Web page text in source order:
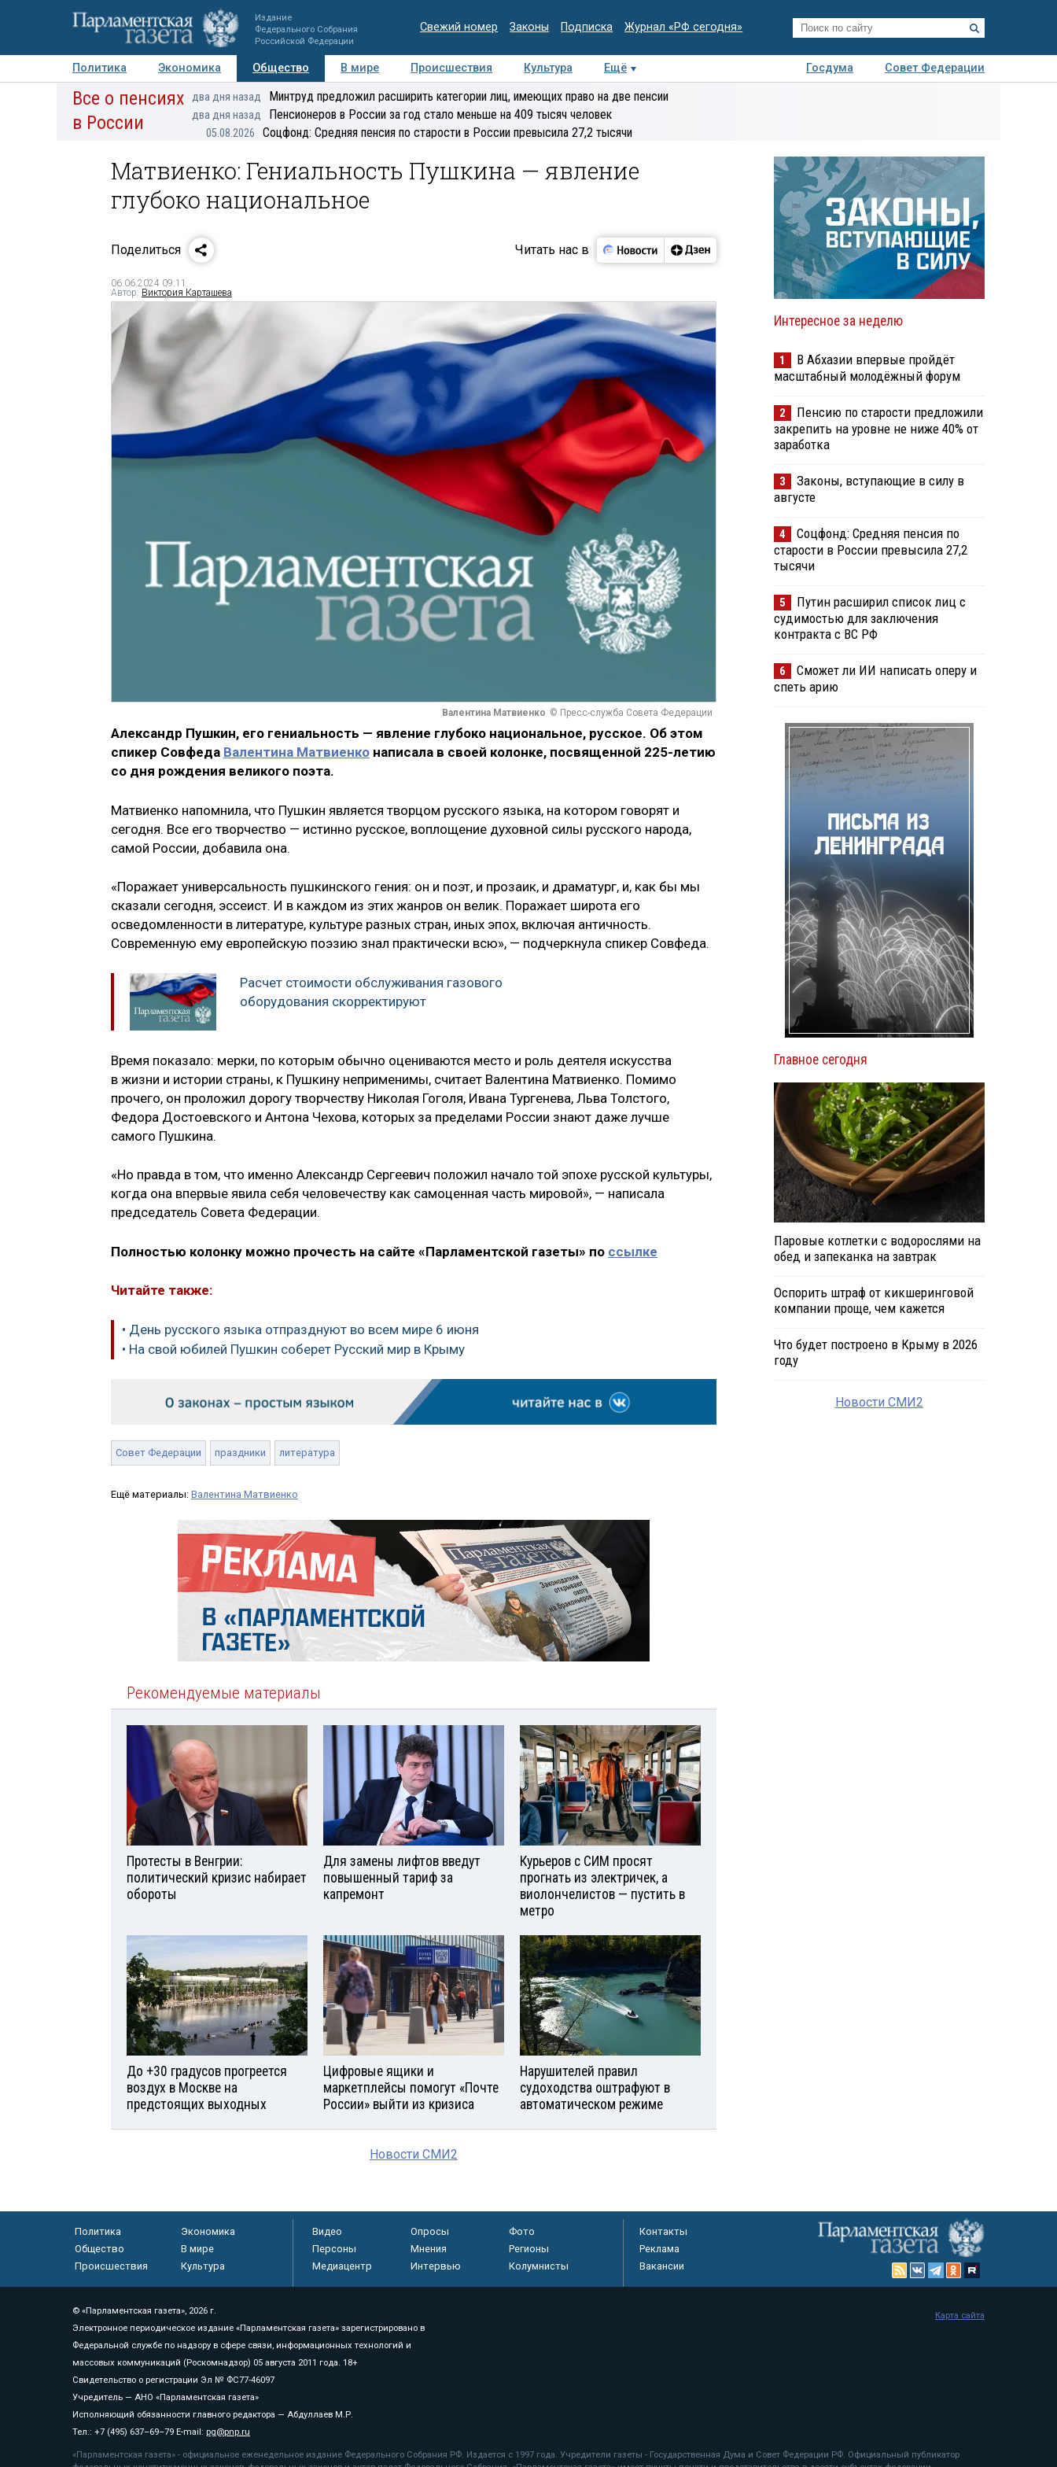
Издание
Федерального Собрания
Российской Федерации
Свежий номер Законы Подписка Журнал «РФ сегодня»
Политика Экономика Общество В мире Происшествия Культура Ещё Госдума
Совет Федерации
Авторы Персоны Мнения Регионы Медиацентр Интервью Колумнисты
Деловая
Все о пенсиях
в России
два дня назад Минтруд предложил расширить категории лиц, имеющих право на две пенсии
два дня назад Пенсионеров в России за год стало меньше на 409 тысяч человек
05.08.2026 Соцфонд: Средняя пенсия по старости в России превысила 27,2 тысячи
Матвиенко: Гениальность Пушкина — явление
глубоко национальное
Поделиться Читать нас в
06.06.2024 09:11
Автор: Виктория Карташева
Валентина Матвиенко © Пресс-служба Совета Федерации
Александр Пушкин, его гениальность — явление глубоко национальное, русское. Об этом
спикер Совфеда Валентина Матвиенко написала в своей колонке, посвященной 225-летию
со дня рождения великого поэта.
Матвиенко напомнила, что Пушкин является творцом русского языка, на котором говорят и
сегодня. Все его творчество — истинно русское, воплощение духовной силы русского народа,
самой России, добавила она.
«Поражает универсальность пушкинского гения: он и поэт, и прозаик, и драматург, и, как бы мы
сказали сегодня, эссеист. И в каждом из этих жанров он велик. Поражает широта его
осведомленности в литературе, культуре разных стран, иных эпох, включая античность.
Современную ему европейскую поэзию знал практически всю», — подчеркнула спикер Совфеда.
Расчет стоимости обслуживания газового
оборудования скорректируют
Время показало: мерки, по которым обычно оцениваются место и роль деятеля искусства
в жизни и истории страны, к Пушкину неприменимы, считает Валентина Матвиенко. Помимо
прочего, он проложил дорогу творчеству Николая Гоголя, Ивана Тургенева, Льва Толстого,
Федора Достоевского и Антона Чехова, которых за пределами России знают даже лучше
самого Пушкина.
«Но правда в том, что именно Александр Сергеевич положил начало той эпохе русской культуры,
когда она впервые явила себя человечеству как самоценная часть мировой», — написала
председатель Совета Федерации.
Полностью колонку можно прочесть на сайте «Парламентской газеты» по ссылке
Читайте также:
• День русского языка отпразднуют во всем мире 6 июня
• На свой юбилей Пушкин соберет Русский мир в Крыму
Совет Федерации праздники литература
Ещё материалы: Валентина Матвиенко
Рекомендуемые материалы
Протесты в Венгрии:
политический кризис набирает
обороты
Для замены лифтов введут
повышенный тариф за
капремонт
Курьеров с СИМ просят
прогнать из электричек, а
виолончелистов — пустить в
метро
До +30 градусов прогреется
воздух в Москве на
предстоящих выходных
Цифровые ящики и
маркетплейсы помогут «Почте
России» выйти из кризиса
Нарушителей правил
судоходства оштрафуют в
автоматическом режиме
Новости СМИ2
Интересное за неделю
1
В Абхазии впервые пройдёт
масштабный молодёжный форум
2
Пенсию по старости предложили
закрепить на уровне не ниже 40% от
заработка
3
Законы, вступающие в силу в
августе
4
Соцфонд: Средняя пенсия по
старости в России превысила 27,2
тысячи
5
Путин расширил список лиц с
судимостью для заключения
контракта с ВС РФ
6
Сможет ли ИИ написать оперу и
спеть арию
Главное сегодня
Паровые котлетки с водорослями на
обед и запеканка на завтрак
Оспорить штраф от кикшеринговой
компании проще, чем кажется
Что будет построено в Крыму в 2026
году
Новости СМИ2
Политика
Экономика
Общество
В мире
Происшествия
Культура
Видео Опросы
Фото
Персоны
Мнения
Регионы
Медиацентр
Интервью Колумнисты
Контакты
Реклама
Вакансии
© «Парламентская газета», 2026 г.
Электронное периодическое издание «Парламентская газета» зарегистрировано в
Федеральной службе по надзору в сфере связи, информационных технологий и
массовых коммуникаций (Роскомнадзор) 05 августа 2011 года. 18+
Свидетельство о регистрации Эл № ФС77-46097
Учредитель — АНО «Парламентская газета»
Исполняющий обязанности главного редактора — Абдуллаев М.Р.
Тел.: +7 (495) 637–69–79 E-mail: pg@pnp.ru
«Парламентская газета» - официальное еженедельное издание Федерального Собрания РФ. Издается с 1997 года. Учредители газеты - Государственная Дума и Совет Федерации РФ. Официальный публикатор
Карта сайта